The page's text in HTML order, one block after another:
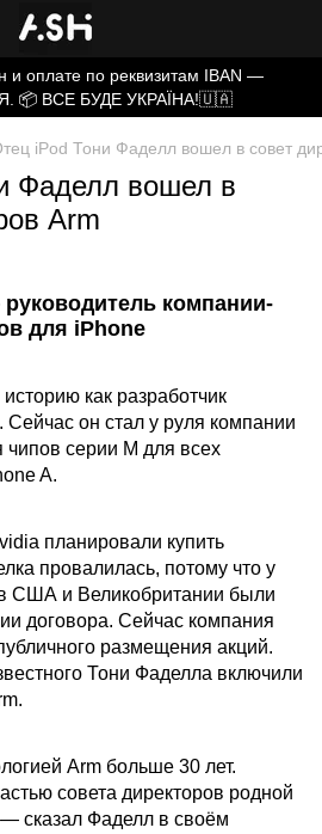
и оплате по реквизитам IBAN —
📦 ВСЕ БУДЕ УКРАЇНА!🇺🇦
iPod Тони Фаделл вошел в совет
Фаделл вошел в
Arm
компании-
для iPhone
как разработчик
Сейчас он стал у руля компании
серии M для всех
A.
планировали купить
провалилась, потому что у
США и Великобритании были
договора. Сейчас компания
размещения акций.
Тони Фаделла включили
Arm больше 30 лет.
совета директоров родной
сказал Фаделл в своём